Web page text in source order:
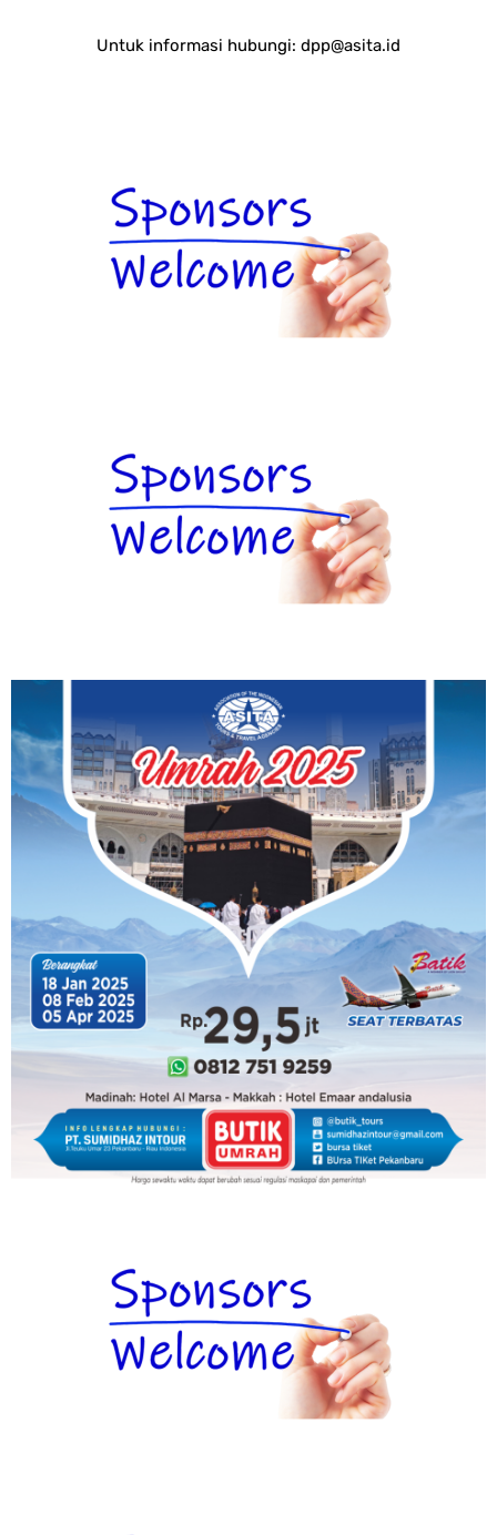
Untuk informasi hubungi: dpp@asita.id